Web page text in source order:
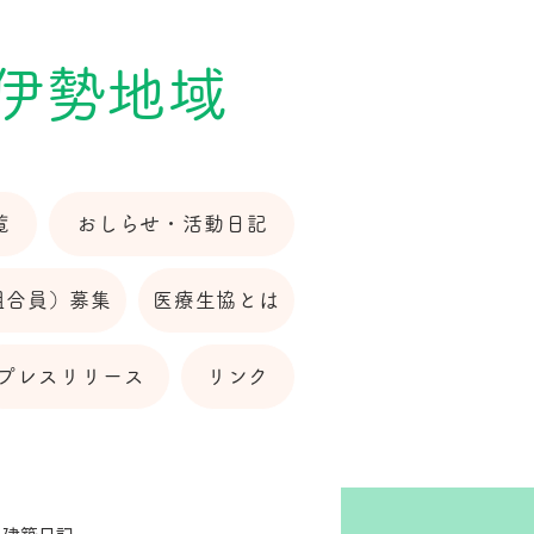
勢地域
おしらせ・活動日記
員）募集 医療生協とは
レスリリース リンク